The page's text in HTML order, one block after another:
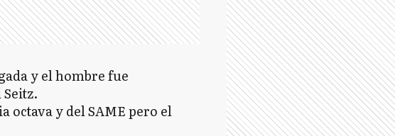
y el hombre fue
octava y del SAME pero el